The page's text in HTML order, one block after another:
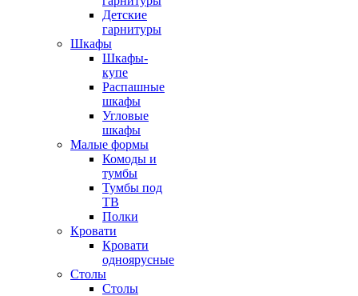
Детские
гарнитуры
Шкафы
Шкафы-
купе
Распашные
шкафы
Угловые
шкафы
Малые формы
Комоды и
тумбы
Тумбы под
ТВ
Полки
Кровати
Кровати
одноярусные
Столы
Столы